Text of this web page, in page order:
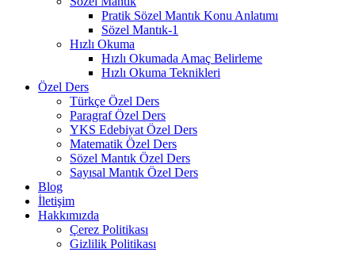
Pratik Sözel Mantık Konu Anlatımı
Sözel Mantık-1
Hızlı Okuma
Hızlı Okumada Amaç Belirleme
Hızlı Okuma Teknikleri
Özel Ders
Türkçe Özel Ders
Paragraf Özel Ders
YKS Edebiyat Özel Ders
Matematik Özel Ders
Sözel Mantık Özel Ders
Sayısal Mantık Özel Ders
Blog
İletişim
Hakkımızda
Çerez Politikası
Gizlilik Politikası